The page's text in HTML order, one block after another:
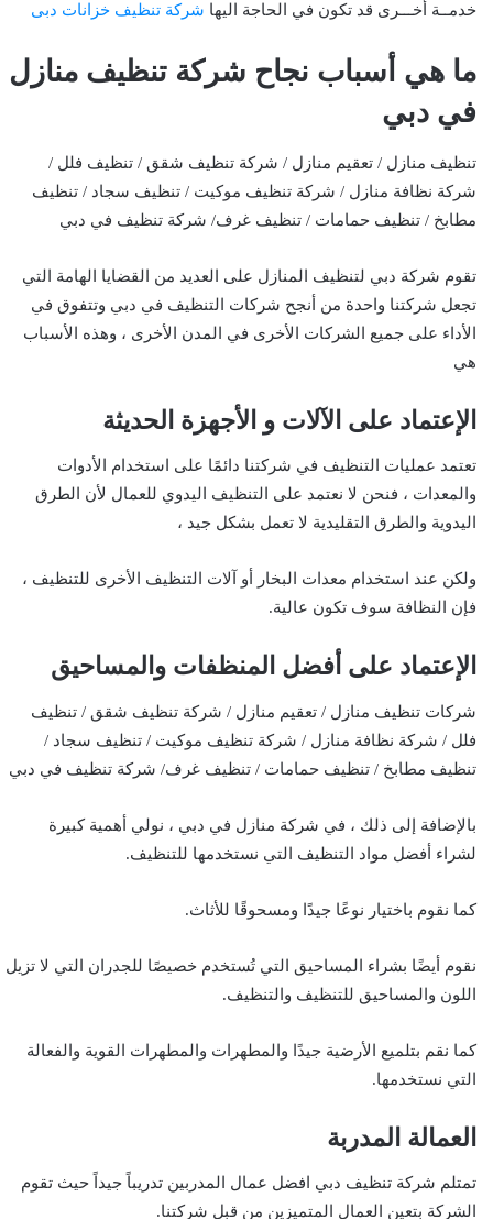
خدمــة أخـــرى قد تكون في الحاجة اليها شركة تنظيف خزانات دبى
ما هي أسباب نجاح شركة تنظيف منازل
في دبي
تنظيف منازل / تعقيم منازل / شركة تنظيف شقق / تنظيف فلل /
شركة نظافة منازل / شركة تنظيف موكيت / تنظيف سجاد / تنظيف
مطابخ / تنظيف حمامات / تنظيف غرف/ شركة تنظيف في دبي
تقوم شركة دبي لتنظيف المنازل على العديد من القضايا الهامة التي
تجعل شركتنا واحدة من أنجح شركات التنظيف في دبي وتتفوق في
الأداء على جميع الشركات الأخرى في المدن الأخرى ، وهذه الأسباب
هي
الإعتماد على الآلات و الأجهزة الحديثة
تعتمد عمليات التنظيف في شركتنا دائمًا على استخدام الأدوات
والمعدات ، فنحن لا نعتمد على التنظيف اليدوي للعمال لأن الطرق
اليدوية والطرق التقليدية لا تعمل بشكل جيد ،
ولكن عند استخدام معدات البخار أو آلات التنظيف الأخرى للتنظيف ،
فإن النظافة سوف تكون عالية.
الإعتماد على أفضل المنظفات والمساحيق
شركات تنظيف منازل / تعقيم منازل / شركة تنظيف شقق / تنظيف
فلل / شركة نظافة منازل / شركة تنظيف موكيت / تنظيف سجاد /
تنظيف مطابخ / تنظيف حمامات / تنظيف غرف/ شركة تنظيف في دبي
بالإضافة إلى ذلك ، في شركة منازل في دبي ، نولي أهمية كبيرة
لشراء أفضل مواد التنظيف التي نستخدمها للتنظيف.
كما نقوم باختيار نوعًا جيدًا ومسحوقًا للأثاث.
نقوم أيضًا بشراء المساحيق التي تُستخدم خصيصًا للجدران التي لا تزيل
اللون والمساحيق للتنظيف والتنظيف.
كما نقم بتلميع الأرضية جيدًا والمطهرات والمطهرات القوية والفعالة
التي نستخدمها.
العمالة المدربة
تمتلم شركة تنظيف دبي افضل عمال المدربين تدريباً جيداً حيث تقوم
الشركة بتعين العمال المتميزين من قبل شركتنا.